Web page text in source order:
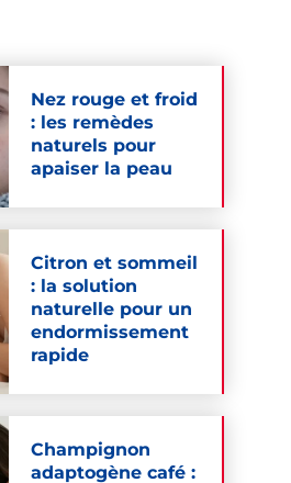
Nez rouge et froid
: les remèdes
naturels pour
apaiser la peau
Citron et sommeil
: la solution
naturelle pour un
endormissement
rapide
Champignon
adaptogène café :